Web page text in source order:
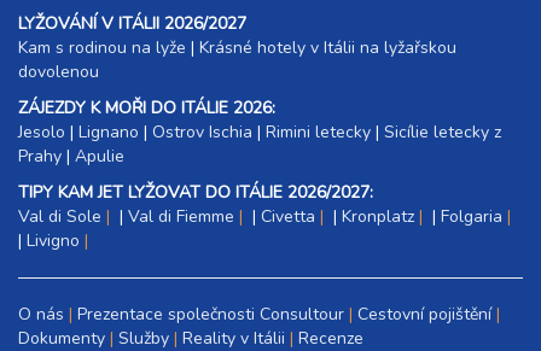
LYŽOVÁNÍ V ITÁLII 2026/2027
Kam s rodinou na lyže |​ Krásné hotely v Itálii na lyžařskou
dovolenou
ZÁJEZDY K MOŘI DO ITÁLIE 2026:
Jesolo | Lignano | Ostrov Ischia | Rimini letecky | Sicílie letecky z
Prahy | Apulie
TIPY KAM JET LYŽOVAT DO ITÁLIE 2026/2027:
Val di Sole
| Val di Fiemme | Civetta | Kronplatz | Folgaria
| Livigno
O nás Prezentace společnosti Consultour Cestovní pojištění
Dokumenty Služby Reality v Itálii Recenze